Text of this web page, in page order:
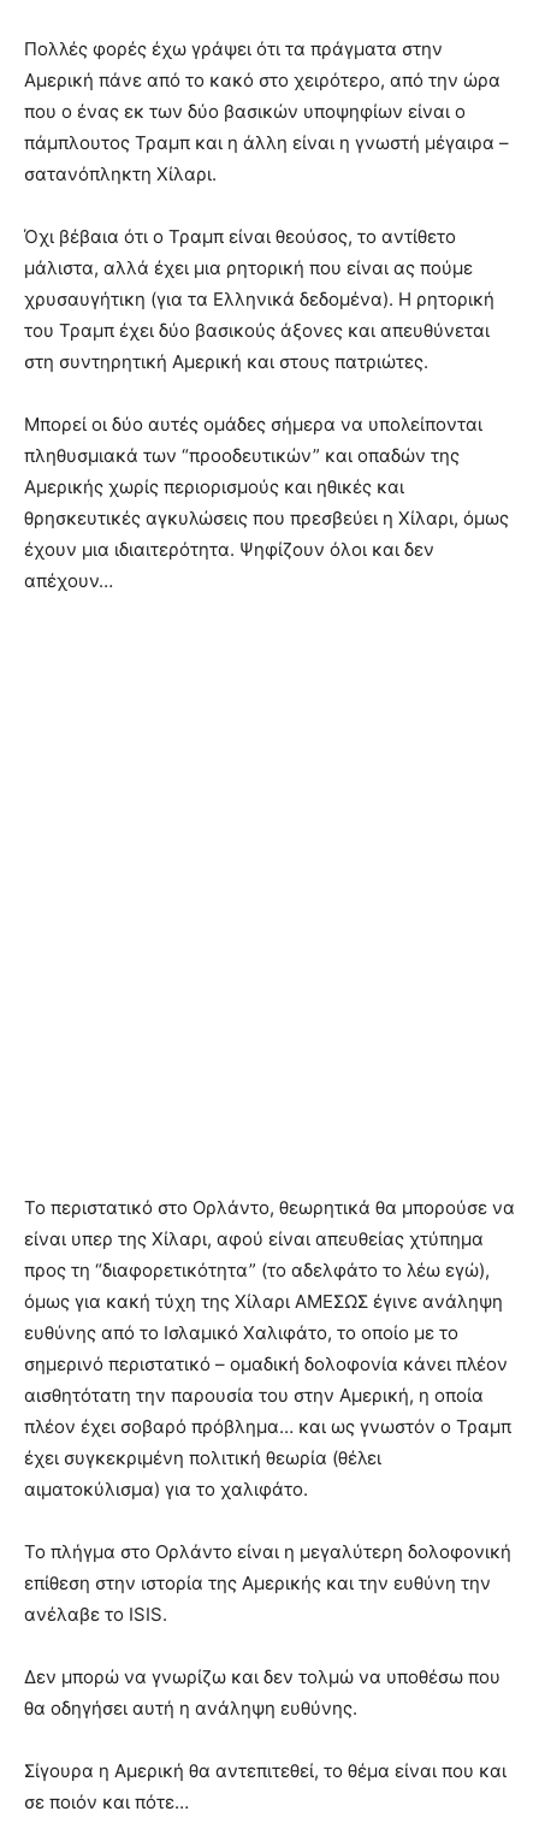
Πολλές φορές έχω γράψει ότι τα πράγματα στην
Αμερική πάνε από το κακό στο χειρότερο, από την ώρα
που ο ένας εκ των δύο βασικών υποψηφίων είναι ο
πάμπλουτος Τραμπ και η άλλη είναι η γνωστή μέγαιρα –
σατανόπληκτη Χίλαρι.
Όχι βέβαια ότι ο Τραμπ είναι θεούσος, το αντίθετο
μάλιστα, αλλά έχει μια ρητορική που είναι ας πούμε
χρυσαυγήτικη (για τα Ελληνικά δεδομένα). Η ρητορική
του Τραμπ έχει δύο βασικούς άξονες και απευθύνεται
στη συντηρητική Αμερική και στους πατριώτες.
Μπορεί οι δύο αυτές ομάδες σήμερα να υπολείπονται
πληθυσμιακά των “προοδευτικών” και οπαδών της
Αμερικής χωρίς περιορισμούς και ηθικές και
θρησκευτικές αγκυλώσεις που πρεσβεύει η Χίλαρι, όμως
έχουν μια ιδιαιτερότητα. Ψηφίζουν όλοι και δεν
απέχουν…
Το περιστατικό στο Ορλάντο, θεωρητικά θα μπορούσε να
είναι υπερ της Χίλαρι, αφού είναι απευθείας χτύπημα
προς τη “διαφορετικότητα” (το αδελφάτο το λέω εγώ),
όμως για κακή τύχη της Χίλαρι ΑΜΕΣΩΣ έγινε ανάληψη
ευθύνης από το Ισλαμικό Χαλιφάτο, το οποίο με το
σημερινό περιστατικό – ομαδική δολοφονία κάνει πλέον
αισθητότατη την παρουσία του στην Αμερική, η οποία
πλέον έχει σοβαρό πρόβλημα… και ως γνωστόν ο Τραμπ
έχει συγκεκριμένη πολιτική θεωρία (θέλει
αιματοκύλισμα) για το χαλιφάτο.
Το πλήγμα στο Ορλάντο είναι η μεγαλύτερη δολοφονική
επίθεση στην ιστορία της Αμερικής και την ευθύνη την
ανέλαβε το ISIS.
Δεν μπορώ να γνωρίζω και δεν τολμώ να υποθέσω που
θα οδηγήσει αυτή η ανάληψη ευθύνης.
Σίγουρα η Αμερική θα αντεπιτεθεί, το θέμα είναι που και
σε ποιόν και πότε…